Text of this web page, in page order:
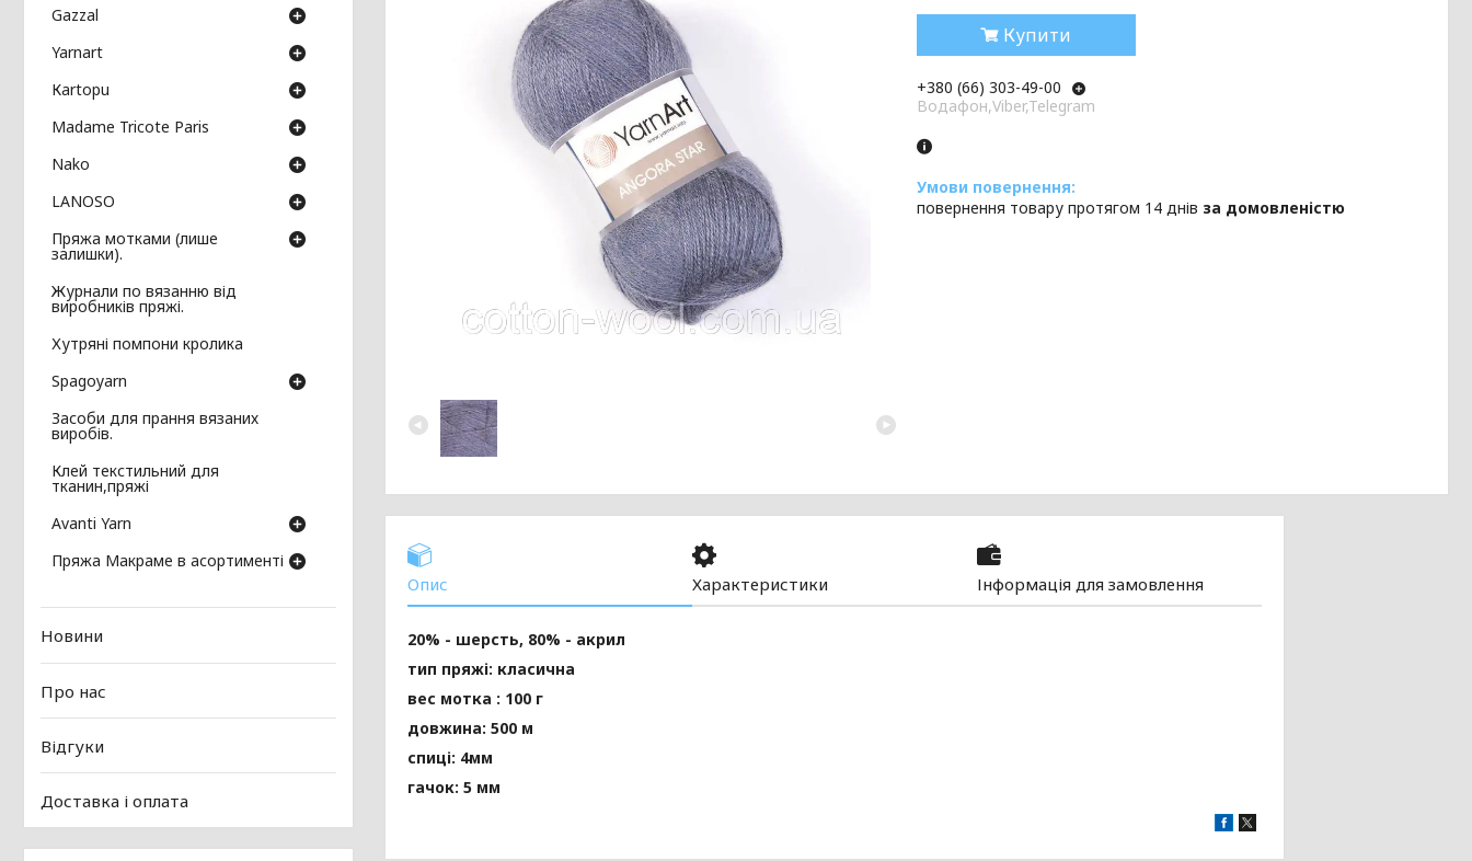
Купити
+380 (66) 303-49-00
Водафон,Viber,Telegram
повернення товару протягом 14 днів за домовленістю
Опис Характеристики Інформація для замовлення
20% - шерсть, 80% - акрил
тип пряжі: класична
вес мотка : 100 г
довжина: 500 м
спиці: 4мм
гачок: 5 мм
Gazzal
Yarnart
Кartopu
Madame Tricote Paris
Nako
LANOSO
Пряжа мотками (лише
залишки).
Журнали по вязанню від
виробників пряжі.
Хутряні помпони кролика
Spagoyarn
Засоби для прання вязаних
виробів.
Клей текстильний для
тканин,пряжі
Avanti Yarn
Пряжа Макраме в асортименті
Новини
Про нас
Відгуки
Доставка і оплата